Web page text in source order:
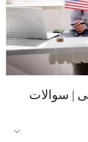
| سوالات